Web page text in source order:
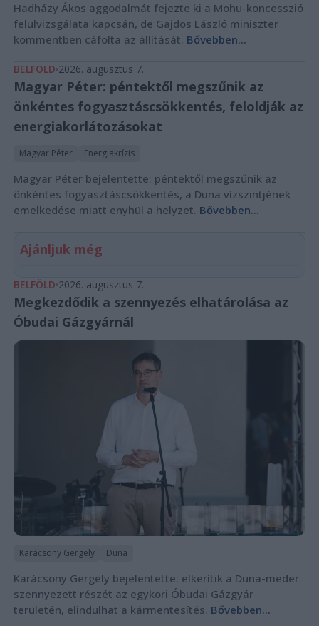
Hadházy Ákos aggodalmát fejezte ki a Mohu-koncesszió
felülvizsgálata kapcsán, de Gajdos László miniszter
kommentben cáfolta az állítását. Bővebben...
BELFÖLD 2026. augusztus 7.
Magyar Péter: péntektől megszűnik az
önkéntes fogyasztáscsökkentés, feloldják az
energiakorlátozásokat
Magyar Péter Energiakrízis
Magyar Péter bejelentette: péntektől megszűnik az
önkéntes fogyasztáscsökkentés, a Duna vízszintjének
emelkedése miatt enyhül a helyzet. Bővebben...
Ajánljuk még
BELFÖLD 2026. augusztus 7.
Megkezdődik a szennyezés elhatárolása az
Óbudai Gázgyárnál
Karácsony Gergely Duna
Karácsony Gergely bejelentette: elkerítik a Duna-meder
szennyezett részét az egykori Óbudai Gázgyár
területén, elindulhat a kármentesítés. Bővebben...